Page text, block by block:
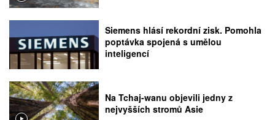
Siemens hlásí rekordní zisk. Pomohla
poptávka spojená s umělou
inteligencí
Na Tchaj-wanu objevili jedny z
nejvyšších stromů Asie